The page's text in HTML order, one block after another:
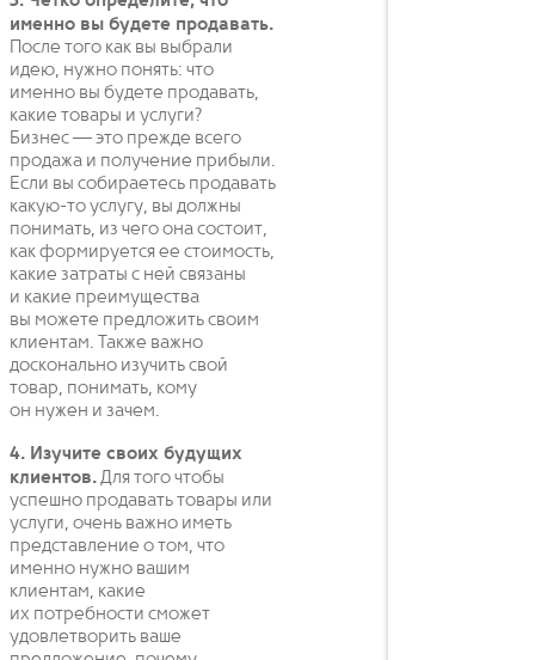
именно вы будете продавать.
После того как вы выбрали
идею, нужно понять: что
именно вы будете продавать,
какие товары и услуги?
Бизнес — это прежде всего
продажа и получение прибыли.
Если вы собираетесь продавать
какую-то услугу, вы должны
понимать, из чего она состоит,
как формируется ее стоимость,
какие затраты с ней связаны
и какие преимущества
вы можете предложить своим
клиентам. Также важно
досконально изучить свой
товар, понимать, кому
он нужен и зачем.
4. Изучите своих будущих
клиентов.Для того чтобы
успешно продавать товары или
услуги, очень важно иметь
представление о том, что
именно нужно вашим
клиентам, какие
их потребности сможет
удовлетворить ваше